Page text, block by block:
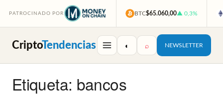
PATROCINADO POR BTC$65.060,00▲ 0,3%
CriptoTendencias ◐ ⌕ NEWSLETTER
Etiqueta: bancos